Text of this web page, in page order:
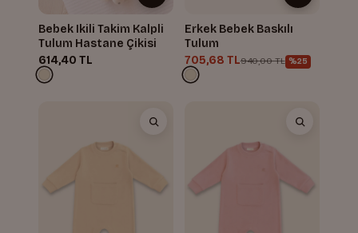
Bebek Ikili Takim Kalpli
Tulum Hastane Çikisi
614,40 TL
Erkek Bebek Baskılı
Tulum
705,68 TL940,00 TL %25